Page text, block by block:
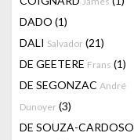
DADO (1)
DALI Salvador (21)
DE GEETERE Frans (1)
DE SEGONZAC André
Dunoyer (3)
DE SOUZA-CARDOSO